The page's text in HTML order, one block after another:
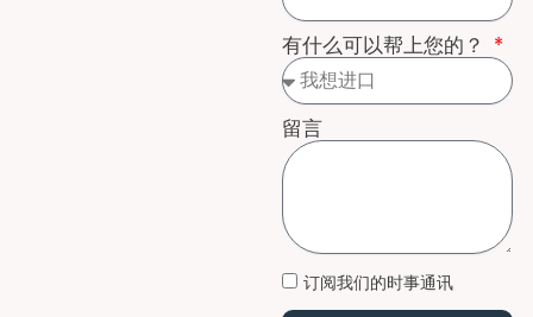
有什么可以帮上您的？
留言
订阅我们的时事通讯